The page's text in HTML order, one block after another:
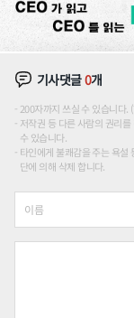
기사댓글0개
200자까지 쓰실 수 있습니다
저작권 등 다른 사람의 권리
수 있습니다.
타인에게 불쾌감을 주는 욕설
단에 의해 삭제 합니다.